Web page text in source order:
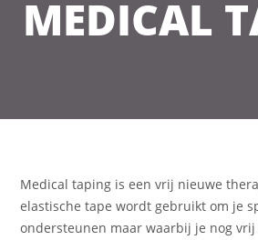
MEDICAL
Medical taping is een vrij nieuwe
elastische tape wordt gebruikt om je
ondersteunen maar waarbij je nog